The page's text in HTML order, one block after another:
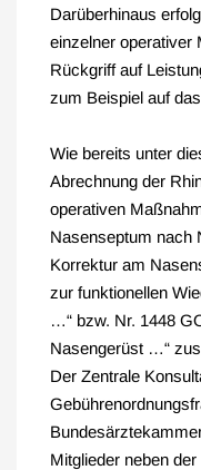
Darüberhinaus
einzelner operativer
Rückgriff auf
zum Beispiel auf
Wie bereits unter
Abrechnung der
operativen
Nasenseptum nach
Korrektur am
zur funktionellen
…“ bzw. Nr. 1448
Nasengerüst …“
Der Zentrale
Mitglieder neben